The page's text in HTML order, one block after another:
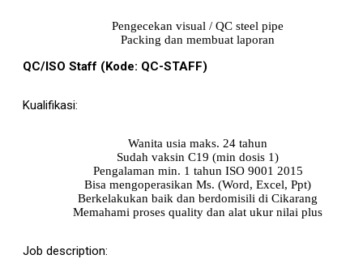
Pengecekan visual / QC steel pipe
Packing dan membuat laporan
QC/ISO Staff (Kode: QC-STAFF)
Kualifikasi:
Wanita usia maks. 24 tahun
Sudah vaksin C19 (min dosis 1)
Pengalaman min. 1 tahun ISO 9001 2015
Bisa mengoperasikan Ms. (Word, Excel, Ppt)
Berkelakukan baik dan berdomisili di Cikarang
Memahami proses quality dan alat ukur nilai plus
Job description: